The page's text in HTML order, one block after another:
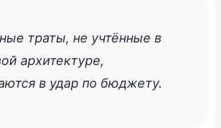
траты, не учтённые в
архитектуре,
в удар по бюджету.